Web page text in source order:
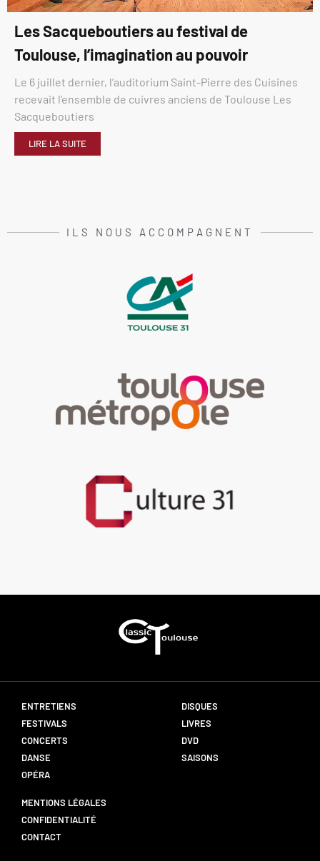
Les Sacqueboutiers au festival de
Toulouse, l’imagination au pouvoir
Le 6 juillet dernier, l’auditorium Saint-Pierre des Cuisines
recevait l’ensemble de cuivres anciens de Toulouse Les
Sacqueboutiers
LIRE LA SUITE
ILS NOUS ACCOMPAGNENT
ENTRETIENS
FESTIVALS
CONCERTS
DANSE
OPÉRA
DISQUES
LIVRES
DVD
SAISONS
MENTIONS LÉGALES
CONFIDENTIALITÉ
CONTACT